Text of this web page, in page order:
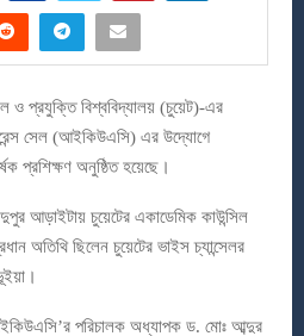
ও প্রযুক্তি বিশ্ববিদ্যালয় (চুয়েট)-এর
সেল (আইকিউএসি) এর উদ্যোগে
প্রশিক্ষণ অনুষ্ঠিত হয়েছে।
আড়াইটায় চুয়েটের একাডেমিক কাউন্সিল
অতিথি ছিলেন চুয়েটের ভাইস চ্যান্সেলর
পরিচালক অধ্যাপক ড. মোঃ আব্দুর